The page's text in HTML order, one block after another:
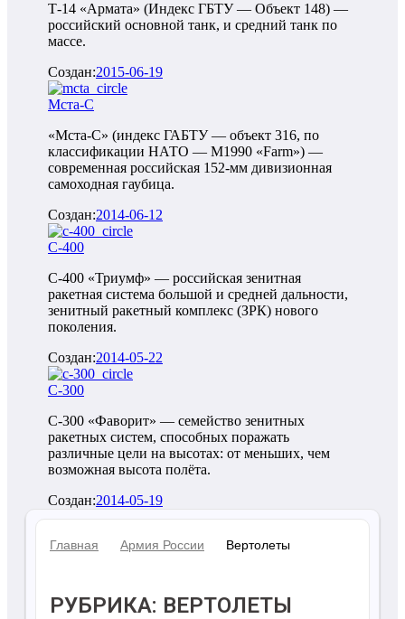
Т-14 «Армата» (Индекс ГБТУ — Объект 148) —
российский основной танк, и средний танк по
массе.
Создан:2015-06-19
Мста-С
«Мста-С» (индекс ГАБТУ — объект 316, по
классификации НАТО — M1990 «Farm») —
современная российская 152-мм дивизионная
самоходная гаубица.
Создан:2014-06-12
С-400
С-400 «Триумф» — российская зенитная
ракетная система большой и средней дальности,
зенитный ракетный комплекс (ЗРК) нового
поколения.
Создан:2014-05-22
С-300
С-300 «Фаворит» — семейство зенитных
ракетных систем, способных поражать
различные цели на высотах: от меньших, чем
возможная высота полёта.
Создан:2014-05-19
Главная Армия России Вертолеты
РУБРИКА: ВЕРТОЛЕТЫ